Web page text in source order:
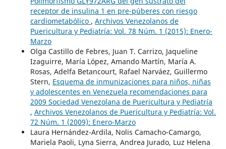
receptor de insulina 1 en pre-púberes con riesgo
cardiometabólico , Archivos Venezolanos de
Puericultura y Pediatría: Vol. 78 Núm. 1 (2015): Enero-
Marzo
Olga Castillo de Febres, Juan T. Carrizo, Jaqueline
Izaguirre, María López, Amando Martín, María A.
Rosas, Adelfa Betancourt, Rafael Narváez, Guillermo
Stern, Esquema de inmunizaciones para niños, niñas
y adolescentes en Venezuela recomendaciones para
2009 Sociedad Venezolana de Puericultura y Pediatría
, Archivos Venezolanos de Puericultura y Pediatría: Vol.
72 Núm. 1 (2009): Enero-Marzo
Laura Hernández-Ardila, Nolis Camacho-Camargo,
Mariela Paoli, Lyna Sierra, Andrea Jurado, Luz Helena